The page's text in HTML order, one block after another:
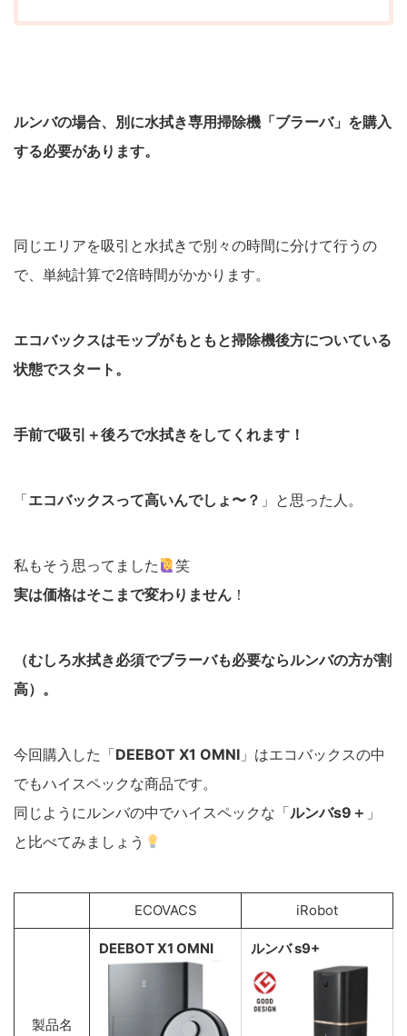
ルンバの場合、別に水拭き専用掃除機「ブラーバ」を購入
する必要があります。
同じエリアを吸引と水拭きで別々の時間に分けて行うの
で、単純計算で2倍時間がかかります。
エコバックスはモップがもともと掃除機後方についている
状態でスタート。
手前で吸引＋後ろで水拭きをしてくれます！
「エコバックスって高いんでしょ〜？ 」と思った人。
私もそう思ってました
笑
実は価格はそこまで変わりません ！
（むしろ水拭き必須でブラーバも必要ならルンバの方が割
高）。
今回購入した「DEEBOT X1 OMNI 」はエコバックスの中
でもハイスペックな商品です。
同じようにルンバの中でハイスペックな「ルンバs9＋ 」
と比べてみましょう
ECOVACS iRobot
製品名
DEEBOT X1 OMNI ルンバ s9+